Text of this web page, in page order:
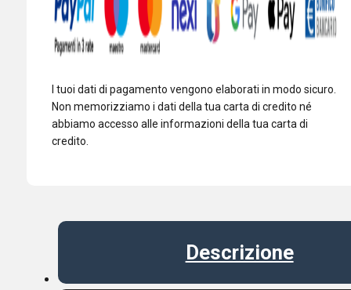
quantità
I tuoi dati di pagamento vengono elaborati in modo sicuro.
Non memorizziamo i dati della tua carta di credito né
abbiamo accesso alle informazioni della tua carta di
credito.
Descrizione